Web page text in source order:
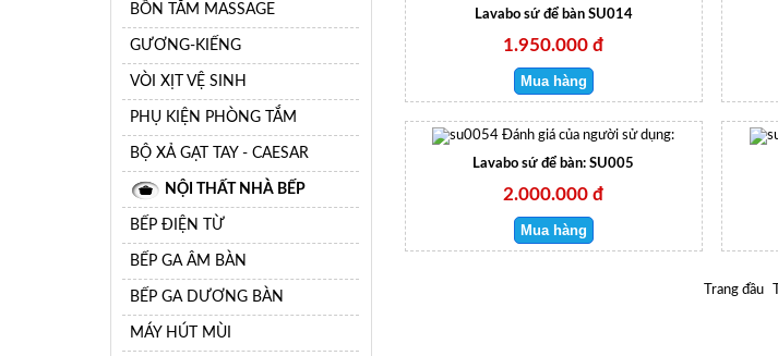
BỒN TẮM MASSAGE
GƯƠNG-KIẾNG
VÒI XỊT VỆ SINH
PHỤ KIỆN PHÒNG TẮM
BỘ XẢ GẠT TAY - CAESAR
NỘI THẤT NHÀ BẾP
BẾP ĐIỆN TỪ
BẾP GA ÂM BÀN
BẾP GA DƯƠNG BÀN
MÁY HÚT MÙI
Lavabo sứ để bàn SU014
1.950.000 đ
Đánh giá của người sử dụng:
Lavabo sứ để bàn: SU005
2.000.000 đ
Trang đầu